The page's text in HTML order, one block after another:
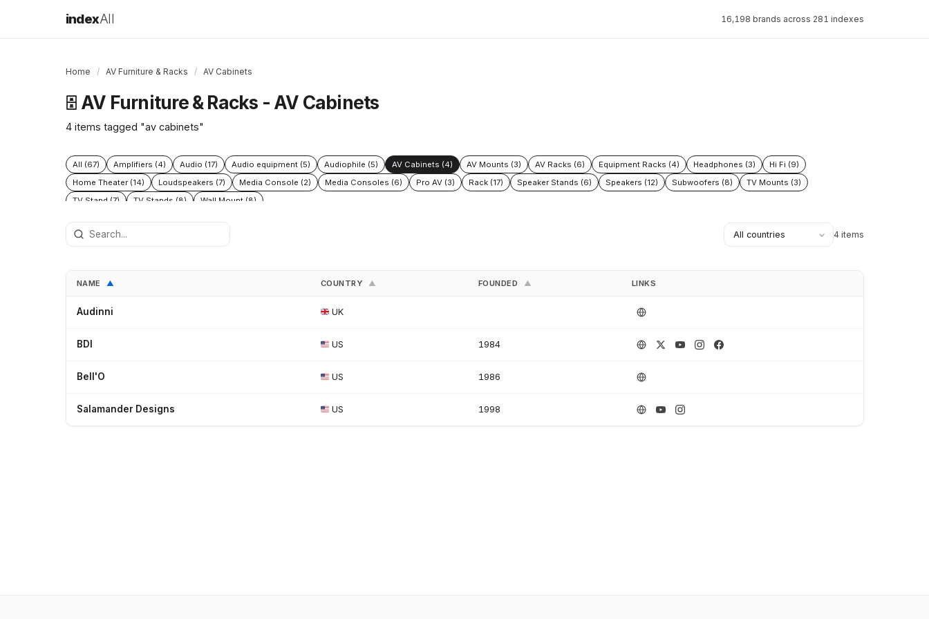
indexAll 16,198 brands across 281 indexes
Home / AV Furniture & Racks / AV Cabinets
🗄️ AV Furniture & Racks - AV Cabinets
4 items tagged "av cabinets"
All (67) Amplifiers (4) Audio (17) Audio equipment (5) Audiophile (5) AV Cabinets (4) AV Mounts (3) AV Racks (6) Equipment Racks (4) Headphones (3)
Hi Fi (9)
Home Theater (14)
Loudspeakers (7) Media Console (2) Media Consoles (6) Pro AV (3) Rack (17) Speaker Stands (6) Speakers (12) Subwoofers (8)
TV Mounts (3)
TV Stand (7)
TV Stands (8) Wall Mount (8)
4 items
NAME ▲ COUNTRY ▲ FOUNDED ▲ LINKS
Audinni UK
BDI US 1984
Bell'O US 1986
Salamander Designs US 1998